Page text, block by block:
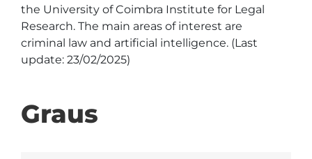
the University of Coimbra Institute for Legal
Research. The main areas of interest are
criminal law and artificial intelligence. (Last
update: 23/02/2025)
Graus